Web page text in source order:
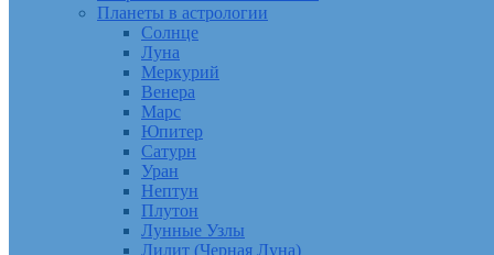
Планеты в астрологии
Солнце
Луна
Меркурий
Венера
Марс
Юпитер
Сатурн
Уран
Нептун
Плутон
Лунные Узлы
Лилит (Черная Луна)